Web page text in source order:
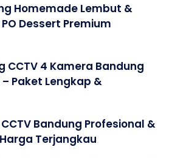
Homemade Lembut &
Dessert Premium
CCTV 4 Kamera Bandung
Paket Lengkap &
Bandung Profesional &
Terjangkau